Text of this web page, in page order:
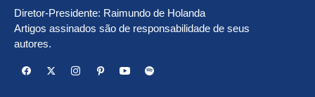
Diretor-Presidente: Raimundo de Holanda
Artigos assinados são de responsabilidade de seus
autores.